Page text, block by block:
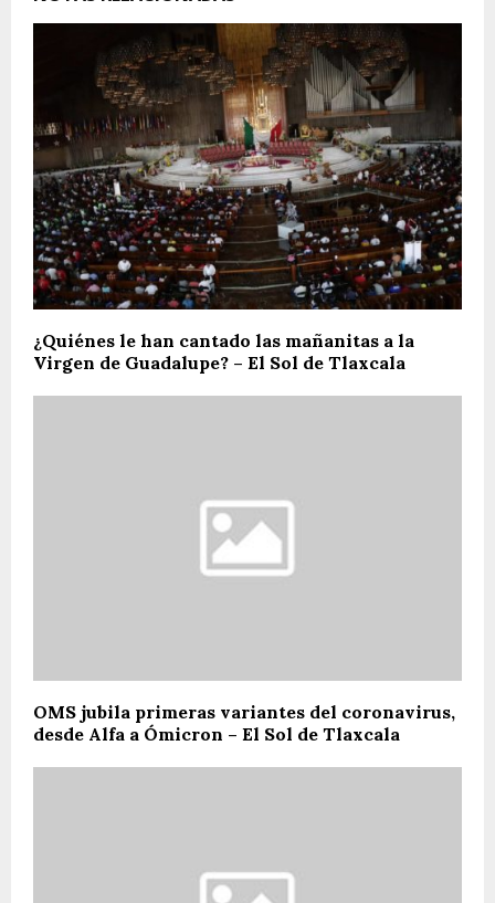
¿Quiénes le han cantado las mañanitas a la
Virgen de Guadalupe? – El Sol de Tlaxcala
OMS jubila primeras variantes del coronavirus,
desde Alfa a Ómicron – El Sol de Tlaxcala